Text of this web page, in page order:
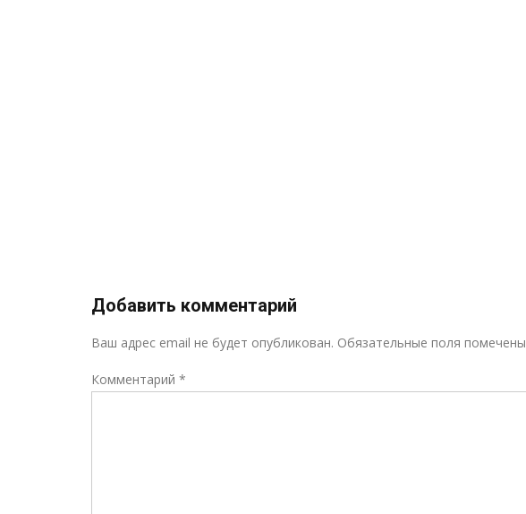
Добавить комментарий
Ваш адрес email не будет опубликован. Обязательные поля помечены
Комментарий *